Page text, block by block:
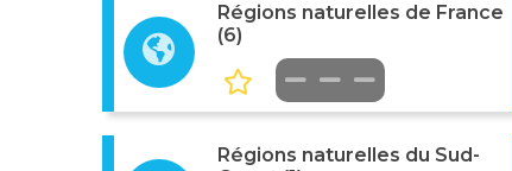
Régions naturelles de France
(6)
Régions naturelles du Sud-